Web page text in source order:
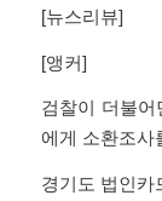
[뉴스리뷰]
[앵커]
검찰이 더불
에게 소환조사
경기도 법인카